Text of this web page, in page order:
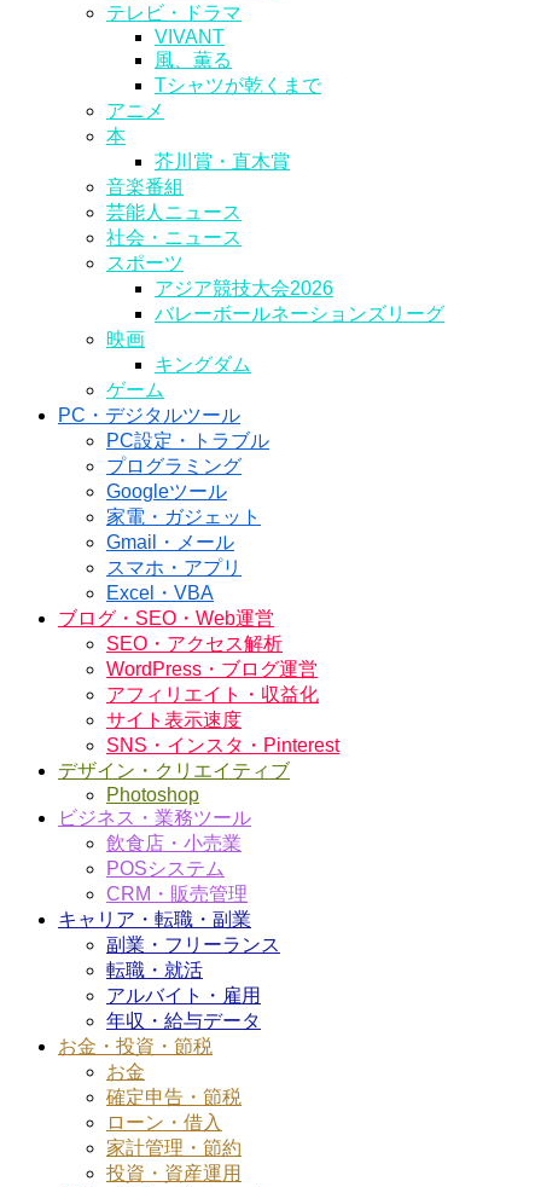
テレビ・ドラマ
VIVANT
風、薫る
Tシャツが乾くまで
アニメ
本
芥川賞・直木賞
音楽番組
芸能人ニュース
社会・ニュース
スポーツ
アジア競技大会2026
バレーボールネーションズリーグ
映画
キングダム
ゲーム
PC・デジタルツール
PC設定・トラブル
プログラミング
Googleツール
家電・ガジェット
Gmail・メール
スマホ・アプリ
Excel・VBA
ブログ・SEO・Web運営
SEO・アクセス解析
WordPress・ブログ運営
アフィリエイト・収益化
サイト表示速度
SNS・インスタ・Pinterest
デザイン・クリエイティブ
Photoshop
ビジネス・業務ツール
飲食店・小売業
POSシステム
CRM・販売管理
キャリア・転職・副業
副業・フリーランス
転職・就活
アルバイト・雇用
年収・給与データ
お金・投資・節税
お金
確定申告・節税
ローン・借入
家計管理・節約
投資・資産運用